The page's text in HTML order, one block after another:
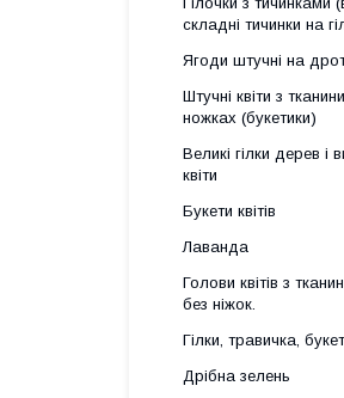
складні тичинки на
Ягоди штучні на
Штучні квіти з
ножках (букетики)
Великі гілки дерев і
квіти
Букети квітів
Лаванда
Голови квітів з
без ніжок.
Гілки, травичка,
Дрібна зелень